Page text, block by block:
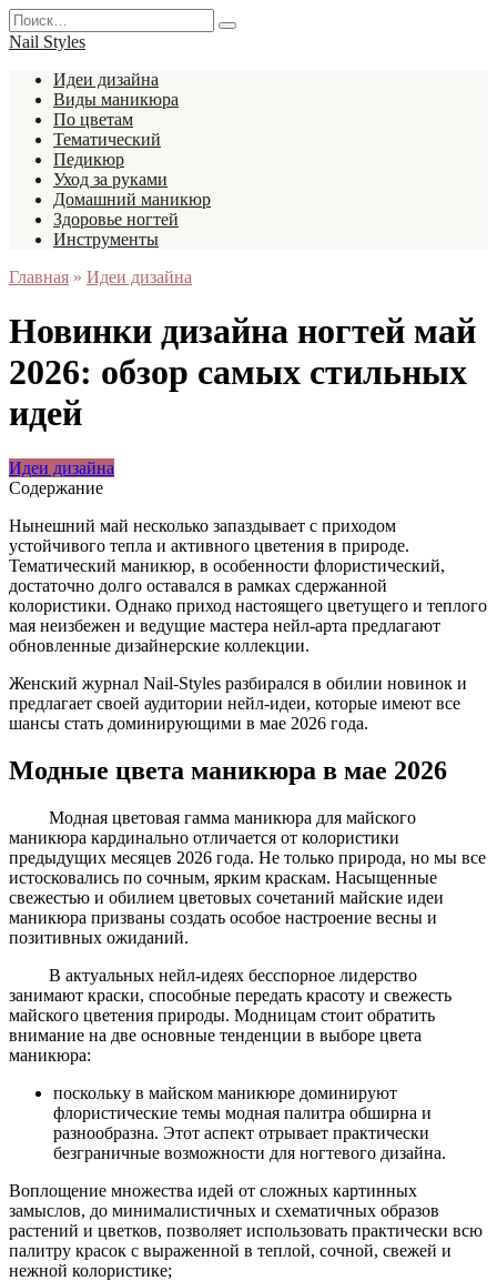
Перейти
к
содержанию
Search
for:
Nail Styles
Идеи дизайна
Виды маникюра
По цветам
Тематический
Педикюр
Уход за руками
Домашний маникюр
Здоровье ногтей
Инструменты
Главная » Идеи дизайна
Новинки дизайна ногтей май
2026: обзор самых стильных
идей
Идеи дизайна
Содержание
Нынешний май несколько запаздывает с приходом
устойчивого тепла и активного цветения в природе.
Тематический маникюр, в особенности флористический,
достаточно долго оставался в рамках сдержанной
колористики. Однако приход настоящего цветущего и теплого
мая неизбежен и ведущие мастера нейл-арта предлагают
обновленные дизайнерские коллекции.
Женский журнал Nail-Styles разбирался в обилии новинок и
предлагает своей аудитории нейл-идеи, которые имеют все
шансы стать доминирующими в мае 2026 года.
Модные цвета маникюра в мае 2026
Модная цветовая гамма маникюра для майского
маникюра кардинально отличается от колористики
предыдущих месяцев 2026 года. Не только природа, но мы все
истосковались по сочным, ярким краскам. Насыщенные
свежестью и обилием цветовых сочетаний майские идеи
маникюра призваны создать особое настроение весны и
позитивных ожиданий.
В актуальных нейл-идеях бесспорное лидерство
занимают краски, способные передать красоту и свежесть
майского цветения природы. Модницам стоит обратить
внимание на две основные тенденции в выборе цвета
маникюра:
поскольку в майском маникюре доминируют
флористические темы модная палитра обширна и
разнообразна. Этот аспект отрывает практически
безграничные возможности для ногтевого дизайна.
Воплощение множества идей от сложных картинных
замыслов, до минималистичных и схематичных образов
растений и цветков, позволяет использовать практически всю
палитру красок с выраженной в теплой, сочной, свежей и
нежной колористике;